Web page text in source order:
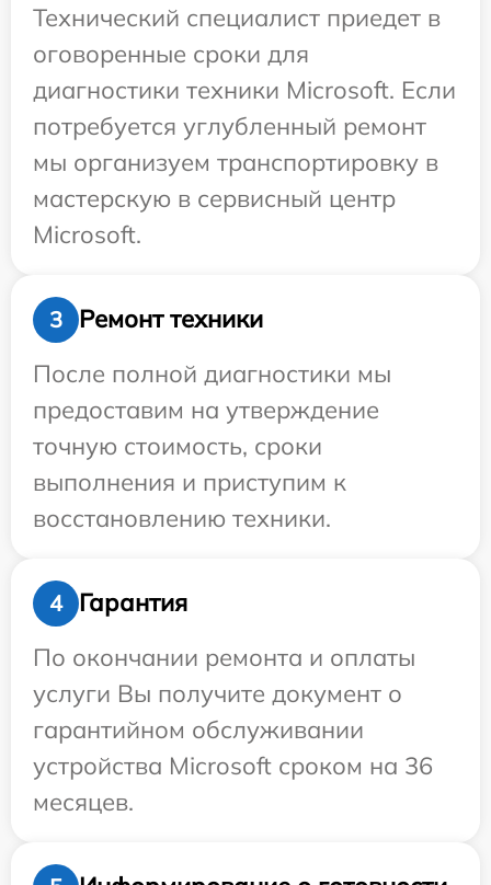
Технический специалист приедет в
оговоренные сроки для
диагностики техники Microsoft. Если
потребуется углубленный ремонт
мы организуем транспортировку в
мастерскую в сервисный центр
Microsoft.
3
Ремонт техники
После полной диагностики мы
предоставим на утверждение
точную стоимость, сроки
выполнения и приступим к
восстановлению техники.
4
Гарантия
По окончании ремонта и оплаты
услуги Вы получите документ о
гарантийном обслуживании
устройства Microsoft сроком на 36
месяцев.